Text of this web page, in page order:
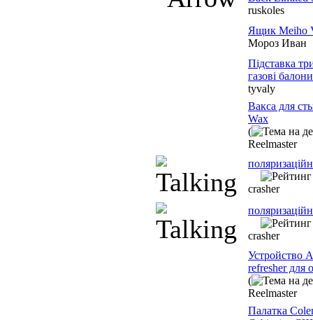
ruskoles
Ящик Meiho
Мороз Иван
Підставка
газові балони
tyvaly
Вакса для
Wax
(
Reelmaster
crasher
crasher
Устройство
refresher для
(
Reelmaster
Палатка